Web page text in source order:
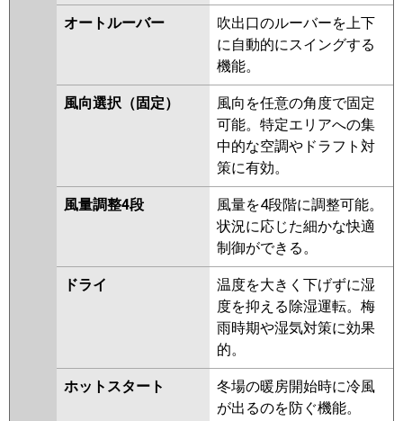
PKZX-DHRMP112LL2 PKZX-
DHRMP112L2 PKZX-
ZRMP112LL2
PKZX-ZRMP112KLZ PKZX-
ZRMP112KZ PKZX-ZRMP112KLY
PKZX-ZRMP112KY PKZX-
ZRMP112KLV PKZX-ZRMP112KV
PKZX-ZRMP112KLR
ZRMP112KR
RPK-GP112RGHP8 RPK-
GP112RGHP6 RPK-GP112RGHP5
RPK-GP112RGHP4 RPK-
GP112RGHP3 RPK-AP112GHP7-
RPK-AP112GHP7 RPK-
GP112RGHP2
三菱重工
FDKZ1125HP5SA
FDKZ1125HP5S
オートルーバー
吹出口のルーバーを上下
に自動的にスイングする
機能。
風向選択（固定）
風向を任意の角度で固定
可能。特定エリアへの集
中的な空調やドラフト対
策に有効。
風量調整4段
風量を4段階に調整可能。
状況に応じた細かな快適
制御ができる。
ドライ
温度を大きく下げずに湿
度を抑える除湿運転。梅
雨時期や湿気対策に効果
的。
ホットスタート
冬場の暖房開始時に冷風
が出るのを防ぐ機能。